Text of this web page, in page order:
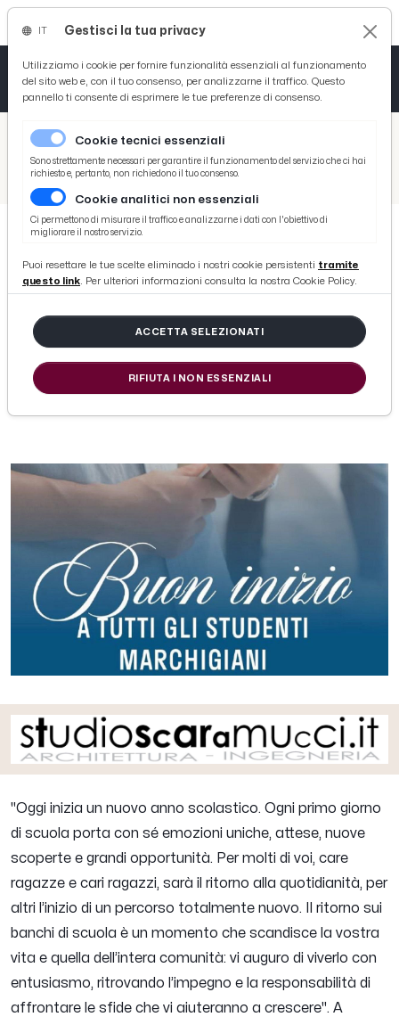
/ Picenotime
/ News
Regione Marche, il messaggio del presidente Acquaroli per l'inizio dell'anno scolastico 2025/2026
Regione Marche, il messaggio del
presidente Acquaroli per l'inizio
dell'anno scolastico 2025/2026
di Redazione Picenotime
"Oggi inizia un nuovo anno scolastico. Ogni primo giorno
di scuola porta con sé emozioni uniche, attese, nuove
scoperte e grandi opportunità. Per molti di voi, care
ragazze e cari ragazzi, sarà il ritorno alla quotidianità, per
altri l’inizio di un percorso totalmente nuovo. Il ritorno sui
banchi di scuola è un momento che scandisce la vostra
vita e quella dell’intera comunità: vi auguro di viverlo con
entusiasmo, ritrovando l’impegno e la responsabilità di
affrontare le sfide che vi aiuteranno a crescere". A
Gestisci la tua privacy
Utilizziamo i cookie per fornire funzionalità essenziali al funzionamento
del sito web e, con il tuo consenso, per analizzarne il traffico. Questo
pannello ti consente di esprimere le tue preferenze di consenso.
Cookie tecnici essenziali
Sono strettamente necessari per garantire il funzionamento del servizio che ci hai
richiesto e, pertanto, non richiedono il tuo consenso.
Cookie analitici non essenziali
Ci permettono di misurare il traffico e analizzarne i dati con l'obiettivo di
migliorare il nostro servizio.
Puoi resettare le tue scelte eliminado i nostri cookie persistenti tramite
questo link. Per ulteriori informazioni consulta la nostra Cookie Policy.
ACCETTA SELEZIONATI
RIFIUTA I NON ESSENZIALI
Tutto News
Tutto Sport
Basket
Ciclismo
Tutto Curiosità